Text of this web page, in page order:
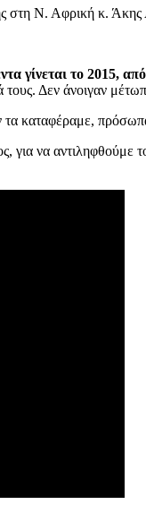
στη Ν. Αφρική κ.
γίνεται το 2015,
Δεν άνοιγαν
τα καταφέραμε,
για να